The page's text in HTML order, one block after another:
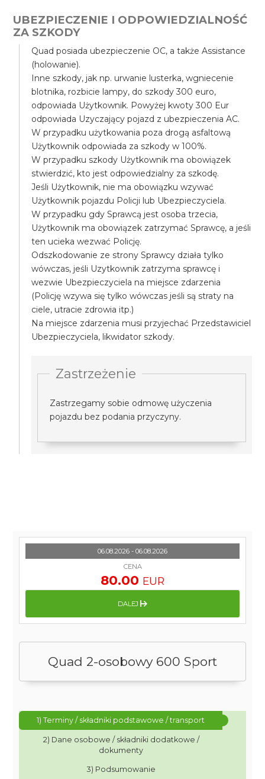
UBEZPIECZENIE I ODPOWIEDZIALNOŚĆ
ZA SZKODY
Quad posiada ubezpieczenie OC, a także Assistance
(holowanie).
Inne szkody, jak np. urwanie lusterka, wgniecenie
blotnika, rozbicie lampy, do szkody 300 euro,
odpowiada Użytkownik. Powyżej kwoty 300 Eur
odpowiada Uzyczający pojazd z ubezpieczenia AC.
W przypadku użytkowania poza drogą asfaltową
Użytkownik odpowiada za szkody w 100%.
W przypadku szkody Użytkownik ma obowiązek
stwierdzić, kto jest odpowiedzialny za szkodę.
Jeśli Użytkownik, nie ma obowiązku wzywać
Użytkownik pojazdu Policji lub Ubezpieczyciela.
W przypadku gdy Sprawcą jest osoba trzecia,
Użytkownik ma obowiązek zatrzymać Sprawcę, a jeśli
ten ucieka wezwać Policję.
Odszkodowanie ze strony Sprawcy działa tylko
wówczas, jeśli Uzytkownik zatrzyma sprawcę i
wezwie Ubezpieczyciela na miejsce zdarzenia
(Policję wzywa się tylko wówczas jeśli są straty na
ciele, utracie zdrowia itp.)
Na miejsce zdarzenia musi przyjechać Przedstawiciel
Ubezpieczyciela, likwidator szkody.
Zastrzeżenie
Zastrzegamy sobie odmowę użyczenia
pojazdu bez podania przyczyny.
Quad 2-osobowy 600 Sport
1) Terminy / składniki podstawowe / transport
2) Dane osobowe / składniki dodatkowe /
dokumenty
3) Podsumowanie
06.08.2026 - 06.08.2026
CENA
80.00 EUR
DALEJ